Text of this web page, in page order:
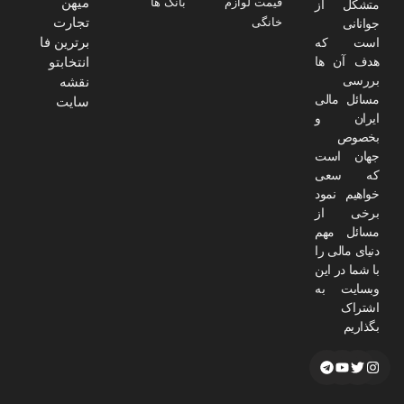
متشکل از
جوانانی
است که
هدف آن ها
بررسی
مسائل مالی
ایران و
بخصوص
جهان است
که سعی
خواهیم نمود
برخی از
مسائل مهم
دنیای مالی را
با شما در این
وبسایت به
اشتراک
بگذاریم
خانگی
تجارت
برترین فا
انتخابتو
نقشه
سایت